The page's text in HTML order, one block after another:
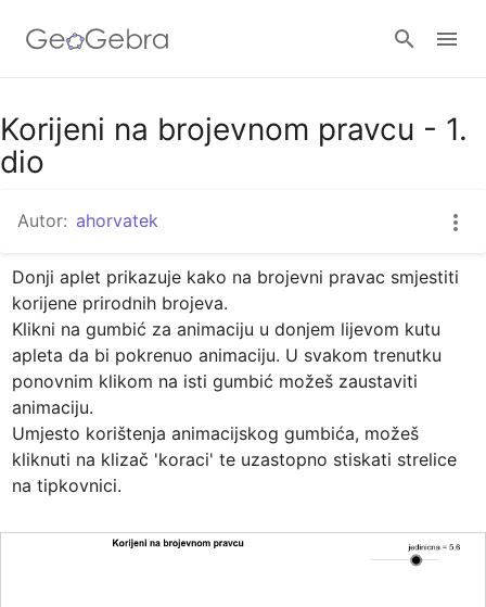
Google Classroom
Prijavi se
Korijeni na brojevnom pravcu - 1.
dio
Autor: ahorvatek
Donji aplet prikazuje kako na brojevni pravac smjestiti
korijene prirodnih brojeva.
Klikni na gumbić za animaciju u donjem lijevom kutu
apleta da bi pokrenuo animaciju. U svakom trenutku
ponovnim klikom na isti gumbić možeš zaustaviti
animaciju.
Umjesto korištenja animacijskog gumbića, možeš
kliknuti na klizač 'koraci' te uzastopno stiskati strelice
na tipkovnici.